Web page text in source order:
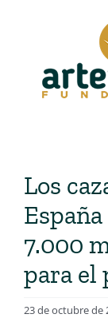
Los
7.000
para el
23 de octubre de